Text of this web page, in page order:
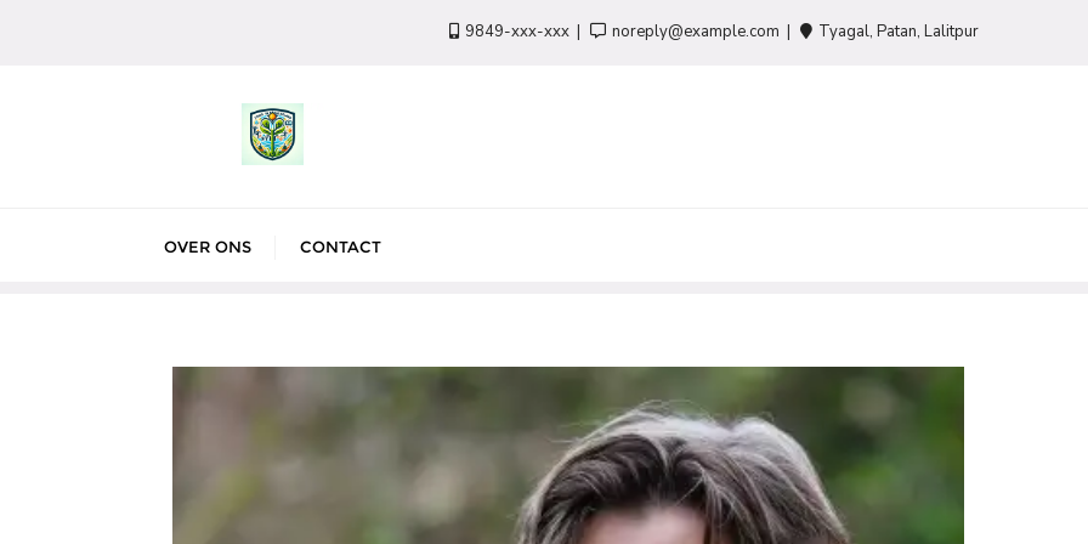
9849-xxx-xxx noreply@example.com Tyagal, Patan, Lalitpur
OVER ONS CONTACT